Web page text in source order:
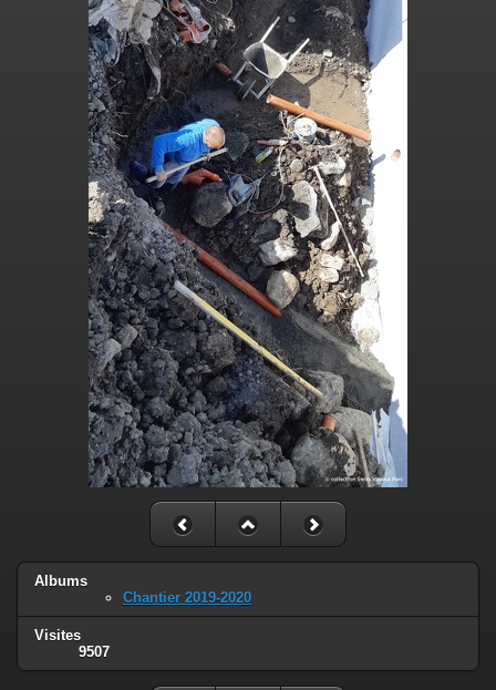
Albums
Chantier 2019-2020
Visites
9507